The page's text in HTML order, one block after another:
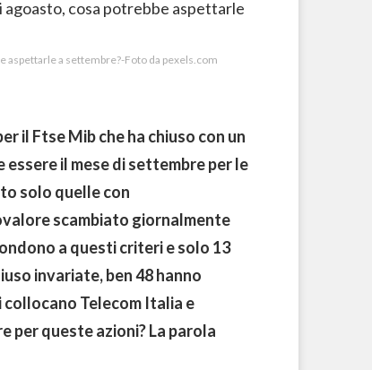
aspettarle a settembre?-Foto da pexels.com
il Ftse Mib che ha chiuso con un
il mese di settembre per le
solo quelle con
scambiato giornalmente
a questi criteri e solo 13
invariate, ben 48 hanno
collocano Telecom Italia e
per queste azioni? La parola